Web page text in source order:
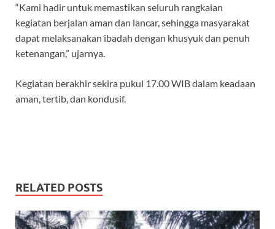
“Kami hadir untuk memastikan seluruh rangkaian
kegiatan berjalan aman dan lancar, sehingga masyarakat
dapat melaksanakan ibadah dengan khusyuk dan penuh
ketenangan,” ujarnya.
Kegiatan berakhir sekira pukul 17.00 WIB dalam keadaan
aman, tertib, dan kondusif.
RELATED POSTS